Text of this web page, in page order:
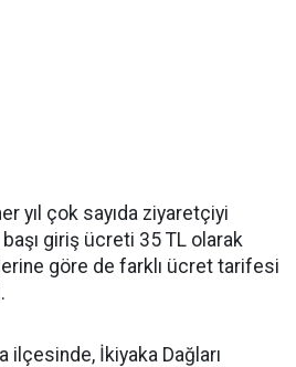
yıl çok sayıda ziyaretçiyi
giriş ücreti 35 TL olarak
göre de farklı ücret tarifesi
ilçesinde, İkiyaka Dağları